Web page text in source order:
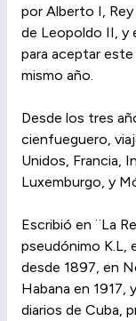
por Alberto I, Rey
de Leopoldo II, y
para aceptar
mismo año.
Desde los tres
cienfueguero,
Unidos, Francia,
Luxemburgo, y
Escribió en ¨La
pseudónimo K.L,
desde 1897, en
Habana en
diarios de Cuba,